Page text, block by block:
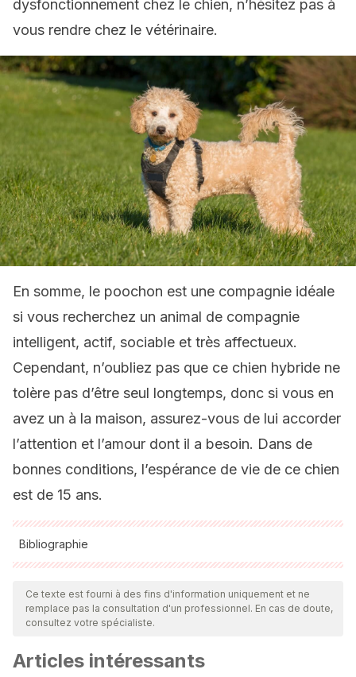
dysfonctionnement chez le chien, n’hésitez pas à
vous rendre chez le vétérinaire.
En somme, le poochon est une compagnie idéale
si vous recherchez un animal de compagnie
intelligent, actif, sociable et très affectueux.
Cependant, n’oubliez pas que ce chien hybride ne
tolère pas d’être seul longtemps, donc si vous en
avez un à la maison, assurez-vous de lui accorder
l’attention et l’amour dont il a besoin. Dans de
bonnes conditions, l’espérance de vie de ce chien
est de 15 ans.
Bibliographie
Toutes les sources citées ont été examinées en profondeur
par notre équipe pour garantir leur qualité, leur fiabilité, leur
actualité et leur validité. La bibliographie de cet article a été
ou scientifique
Ce texte est fourni à des fins d'information uniquement et ne
remplace pas la consultation d'un professionnel. En cas de doute,
consultez votre spécialiste.
Articles intéressants